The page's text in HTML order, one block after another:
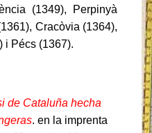
(1349), Perpinyà
Cracòvia (1364),
i Pécs (1367).
de Cataluña hecha
. en la imprenta